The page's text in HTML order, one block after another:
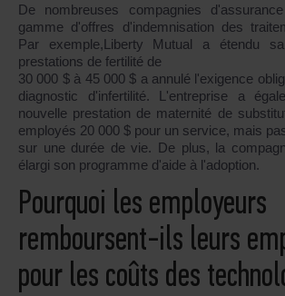
De nombreuses compagnies
gamme d'offres d'indemnisation des
Par exemple,Liberty Mutual a étendu
prestations de fertilité de
30 000 $ à 45 000 $ a annulé l'exigence
diagnostic d'infertilité. L'entreprise a
nouvelle prestation de maternité de
employés 20 000 $ pour un service, mais
sur une durée de vie. De plus, la
élargi son programme d'aide à l'adoption.
Pourquoi les employeurs
remboursent-ils leurs
pour les coûts des